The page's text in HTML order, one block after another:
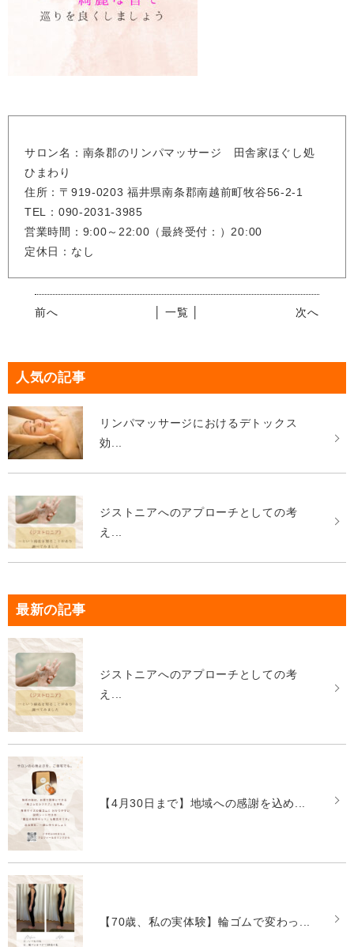
サロン名：南条郡のリンパマッサージ 田舎家ほぐし処
ひまわり
住所：〒919-0203 福井県南条郡南越前町牧谷56-2-1
TEL：090-2031-3985
営業時間：9:00～22:00（最終受付：）20:00
定休日：なし
前へ 次へ
│ 一覧 │
人気の記事
リンパマッサージにおけるデトックス
効...
ジストニアへのアプローチとしての考
え...
最新の記事
ジストニアへのアプローチとしての考
え...
【4月30日まで】地域への感謝を込め...
【70歳、私の実体験】輪ゴムで変わっ...